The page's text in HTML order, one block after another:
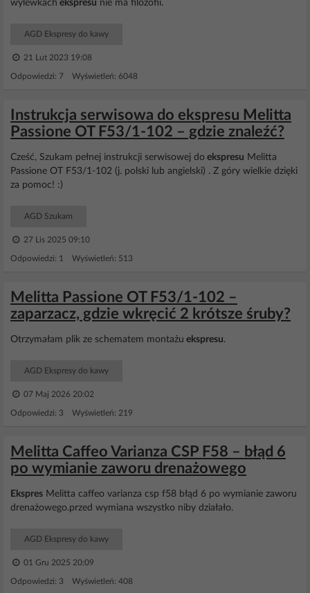
wylewkach ekspresu nie ma filozofii.
AGD Ekspresy do kawy
21 Lut 2023 19:08
Odpowiedzi: 7 Wyświetleń: 6048
Instrukcja serwisowa do ekspresu Melitta
Passione OT F53/1-102 – gdzie znaleźć?
Cześć, Szukam pełnej instrukcji serwisowej do ekspresu Melitta
Passione OT F53/1-102 (j. polski lub angielski) . Z góry wielkie dzięki
za pomoc! :)
AGD Szukam
27 Lis 2025 09:10
Odpowiedzi: 1 Wyświetleń: 513
Melitta Passione OT F53/1-102 –
zaparzacz, gdzie wkręcić 2 krótsze śruby?
Otrzymałam plik ze schematem montażu ekspresu.
AGD Ekspresy do kawy
07 Maj 2026 20:02
Odpowiedzi: 3 Wyświetleń: 219
Melitta Caffeo Varianza CSP F58 – błąd 6
po wymianie zaworu drenażowego
Ekspres Melitta caffeo varianza csp f58 błąd 6 po wymianie zaworu
drenażowego.przed wymiana wszystko niby działało.
AGD Ekspresy do kawy
01 Gru 2025 20:09
Odpowiedzi: 3 Wyświetleń: 408